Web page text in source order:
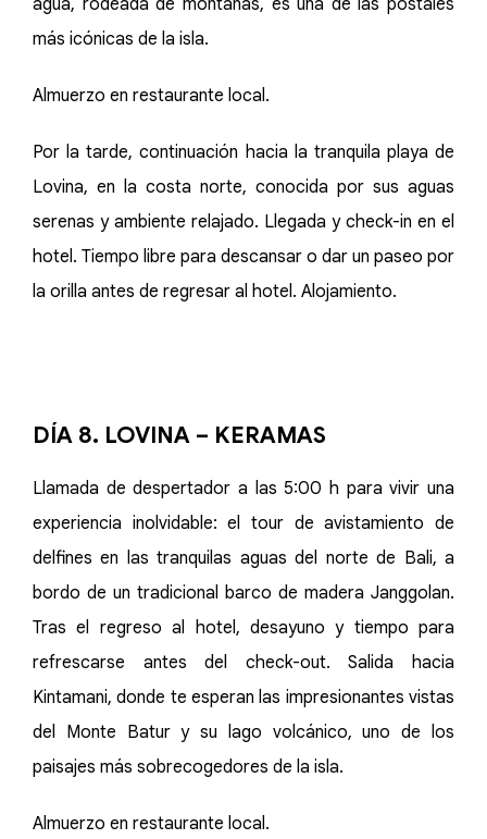
agua, rodeada de montañas, es una de las postales
más icónicas de la isla.
Almuerzo en restaurante local.
Por la tarde, continuación hacia la tranquila playa de
Lovina, en la costa norte, conocida por sus aguas
serenas y ambiente relajado. Llegada y check-in en el
hotel. Tiempo libre para descansar o dar un paseo por
la orilla antes de regresar al hotel. Alojamiento.
DÍA 8. LOVINA – KERAMAS
Llamada de despertador a las 5:00 h para vivir una
experiencia inolvidable: el tour de avistamiento de
delfines en las tranquilas aguas del norte de Bali, a
bordo de un tradicional barco de madera Janggolan.
Tras el regreso al hotel, desayuno y tiempo para
refrescarse antes del check-out. Salida hacia
Kintamani, donde te esperan las impresionantes vistas
del Monte Batur y su lago volcánico, uno de los
paisajes más sobrecogedores de la isla.
Almuerzo en restaurante local.